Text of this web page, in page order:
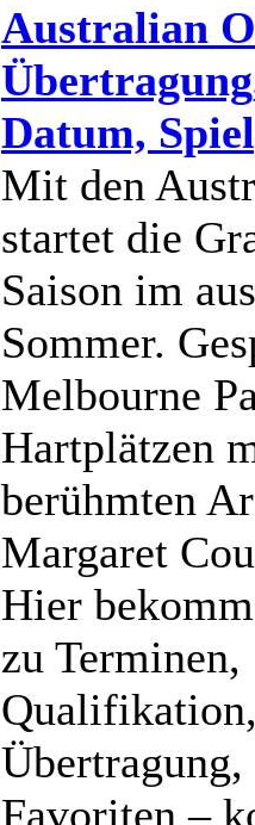
Australian
Datum,
Mit den
startet die
Saison im
Sommer.
Melbourne
Hartplätzen
berühmten
Margaret
Hier
zu
Favoriten –